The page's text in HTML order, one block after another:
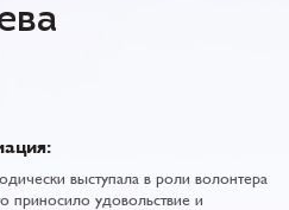
выступала в роли волонтера
приносило удовольствие и